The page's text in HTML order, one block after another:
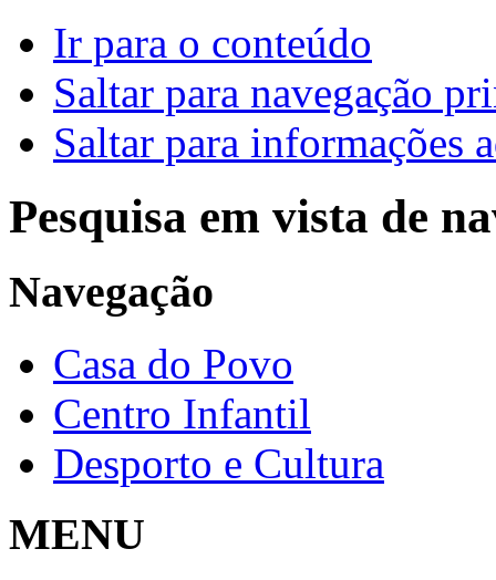
Ir para o conteúdo
Saltar para navegação
Saltar para informações
Pesquisa em vista de
Navegação
Casa do Povo
Centro Infantil
Desporto e Cultura
MENU